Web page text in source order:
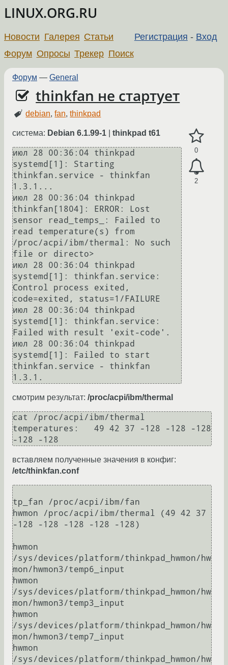
LINUX.ORG.RU
Регистрация - Вход
Новости Галерея Статьи
Форум Опросы Трекер Поиск
Форум — General
thinkfan не стартует
debian,fan,thinkpad
0
2
система: Debian 6.1.99-1 thinkpad t61
июл 28 00:36:04 thinkpad
systemd[1]: Starting
thinkfan.service - thinkfan
1.3.1...
июл 28 00:36:04 thinkpad
thinkfan[1804]: ERROR: Lost
sensor read_temps_: Failed to
read temperature(s) from
/proc/acpi/ibm/thermal: No such
file or directo>
июл 28 00:36:04 thinkpad
systemd[1]: thinkfan.service:
Control process exited,
code=exited, status=1/FAILURE
июл 28 00:36:04 thinkpad
systemd[1]: thinkfan.service:
Failed with result 'exit-code'.
июл 28 00:36:04 thinkpad
systemd[1]: Failed to start
thinkfan.service - thinkfan
смотрим результат: /proc/acpi/ibm/thermal
cat /proc/acpi/ibm/thermal
temperatures:	49 42 37 -128 -128 -128
вставляем полученные значения в конфиг:
/etc/thinkfan.conf
tp_fan /proc/acpi/ibm/fan
hwmon /proc/acpi/ibm/thermal (49 42 37
-128 -128 -128 -128 -128)
hwmon
/sys/devices/platform/thinkpad_hwmon/hw
mon/hwmon3/temp6_input
hwmon
/sys/devices/platform/thinkpad_hwmon/hw
mon/hwmon3/temp3_input
hwmon
/sys/devices/platform/thinkpad_hwmon/hw
mon/hwmon3/temp7_input
hwmon
/sys/devices/platform/thinkpad_hwmon/hw